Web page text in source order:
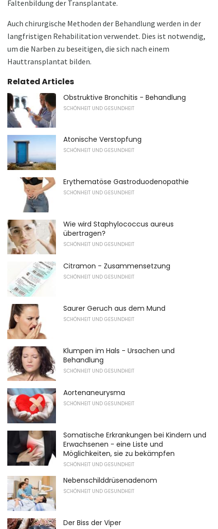
Faltenbildung der Transplantate.
Auch chirurgische Methoden der Behandlung werden in der
langfristigen Rehabilitation verwendet. Dies ist notwendig,
um die Narben zu beseitigen, die sich nach einem
Hauttransplantat bilden.
Related Articles
Obstruktive Bronchitis - Behandlung
SCHÖNHEIT UND GESUNDHEIT
Atonische Verstopfung
SCHÖNHEIT UND GESUNDHEIT
Erythematöse Gastroduodenopathie
SCHÖNHEIT UND GESUNDHEIT
Wie wird Staphylococcus aureus
übertragen?
SCHÖNHEIT UND GESUNDHEIT
Citramon - Zusammensetzung
SCHÖNHEIT UND GESUNDHEIT
Saurer Geruch aus dem Mund
SCHÖNHEIT UND GESUNDHEIT
Klumpen im Hals - Ursachen und
Behandlung
SCHÖNHEIT UND GESUNDHEIT
Aortenaneurysma
SCHÖNHEIT UND GESUNDHEIT
Somatische Erkrankungen bei Kindern und
Erwachsenen - eine Liste und
Möglichkeiten, sie zu bekämpfen
SCHÖNHEIT UND GESUNDHEIT
Nebenschilddrüsenadenom
SCHÖNHEIT UND GESUNDHEIT
Der Biss der Viper